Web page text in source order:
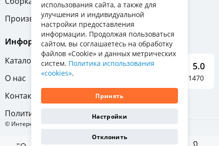
Производители
Информация
Каталог мебели
О нас
Контакты
Политика конфиденциальности
5.0
Отзывы о нас 1470
© Интернет-магазин «Отличная мебель», 2011-2026
использования сайта, а также для
улучшения и индивидуальной
настройки предоставления
информации. Продолжая пользоваться
сайтом, вы соглашаетесь на обработку
файлов «Cookie» и данных метрических
систем. Политика использования
«cookies».
Принять
Настройки
Отклонить